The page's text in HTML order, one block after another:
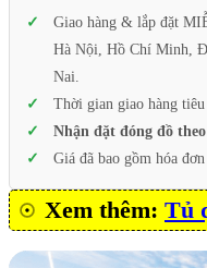
Giao hàng & lắp đặt
Hà Nội, Hồ Chí Minh,
Nai.
Thời gian giao hàng
Nhận đặt đóng đồ
Giá đã bao gồm hóa
Xem thêm: Tủ